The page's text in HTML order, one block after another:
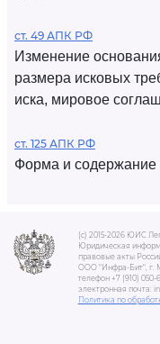
ст. 49 АПК РФ
Изменение
размера исковых
иска, мировое
ст. 125 АПК РФ
Форма и содержание
(c) 2015-2026 ЮИС
Юридическая
правовые акты
ООО "Инфра-Бит", г.
телефон +7 (910) 050-
электронная почта:
Политика по